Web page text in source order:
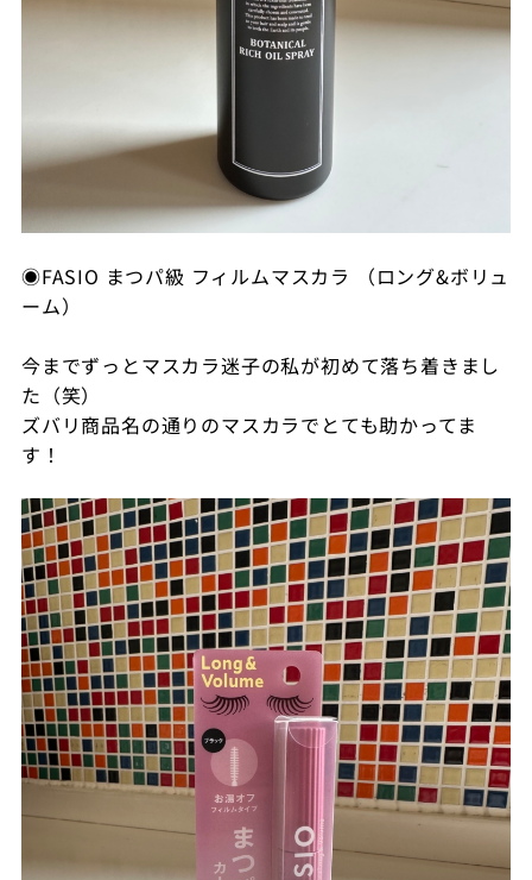
◉FASIO まつパ級 フィルムマスカラ （ロング&ボリュ
ーム）
今までずっとマスカラ迷子の私が初めて落ち着きまし
た（笑）
ズバリ商品名の通りのマスカラでとても助かってま
す！